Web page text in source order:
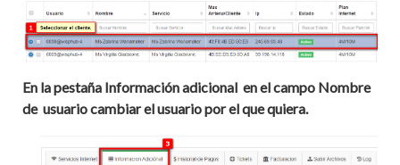
En la pestaña Información adicional en el campo Nombre
de usuariocambiar el usuario por el que quiera.